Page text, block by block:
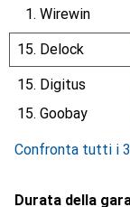
1. Wirewin
15. Delock
15. Digitus
15. Goobay
Confronta tutti i
Durata della